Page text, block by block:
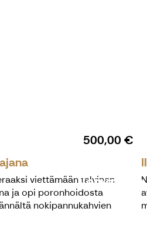
500,00 €
viettämään talvinen
ja opi poronhoidosta
nokipannukahvien